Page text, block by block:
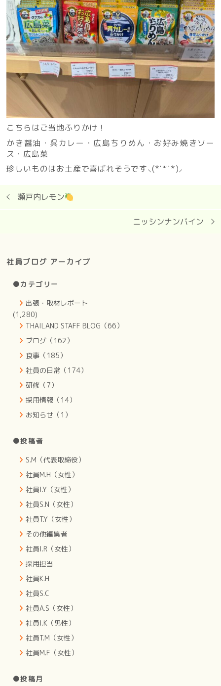
こちらはご当地ふりかけ！
かき醤油・呉カレー・広島ちりめん・お好み焼きソー
ス・広島菜
珍しいものはお土産で喜ばれそうです⸜(*˙꒳˙*)⸝
瀬戸内レモン
ニッシンナンバイン
社員ブログ アーカイブ
●カテゴリー
出張・取材レポート
(1,280)
THAILAND STAFF BLOG（66）
ブログ（162）
食事（185）
社員の日常（174）
研修（7）
採用情報（14）
お知らせ（1）
●投稿者
S.M（代表取締役）
社員M.H（女性）
社員I.Y（女性）
社員S.N（女性）
社員T.Y（女性）
その他編集者
社員I.R（女性）
採用担当
社員K.H
社員S.C
社員A.S（女性）
社員I.K（男性）
社員T.M（女性）
社員M.F（女性）
●投稿月